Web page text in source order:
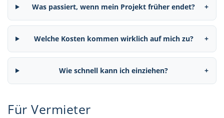
Was passiert, wenn mein Projekt früher endet? +
Welche Kosten kommen wirklich auf mich zu? +
Wie schnell kann ich einziehen? +
Für Vermieter